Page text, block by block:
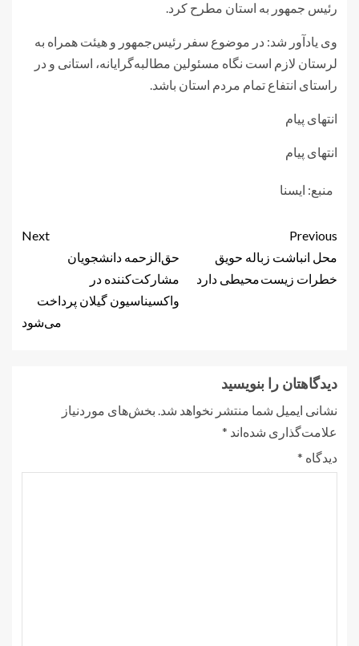
رئیس جمهور به استان مطرح کرد.
وی یادآور شد: در موضوع سفر رئیس‌جمهور و هیئت همراه به
لرستان لازم است نگاه مسئولین مطالبه‌گرایانه، استانی و در
راستای انتفاع تمام مردم استان باشد.
انتهای پیام
انتهای پیام
منبع: ايسنا
Previous
محل انباشت زباله حویق
خطرات زیست محیطی دارد
Next
حق‌الزحمه دانشجویان
مشارکت‌کننده در
واکسیناسیون گیلان پرداخت
می‌شود
دیدگاهتان را بنویسید
نشانی ایمیل شما منتشر نخواهد شد. بخش‌های موردنیاز
علامت‌گذاری شده‌اند *
دیدگاه *